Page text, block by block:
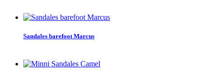
Sandales barefoot Marcus